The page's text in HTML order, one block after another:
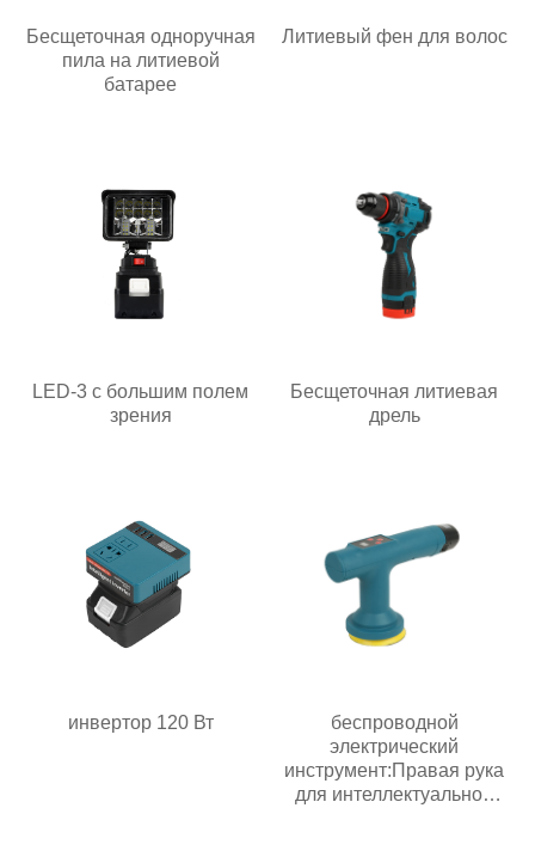
Бесщеточная одноручная
пила на литиевой
батарее
Литиевый фен для волос
LED-3 с большим полем
зрения
Бесщеточная литиевая
дрель
инвертор 120 Вт
беспроводной
электрический
инструмент:Правая рука
для интеллектуальной